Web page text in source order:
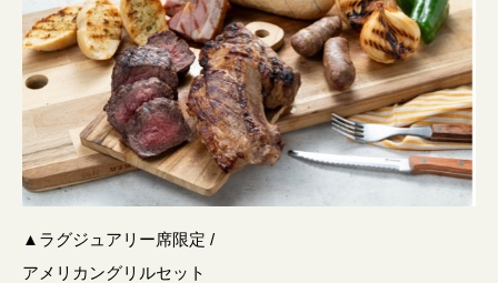
▲ラグジュアリー席限定 /
アメリカングリルセット